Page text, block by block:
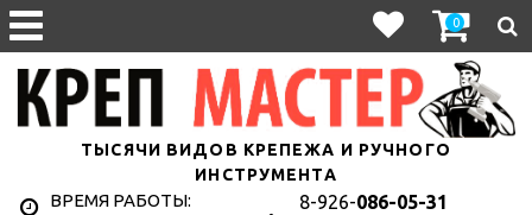
0
ТЫСЯЧИ ВИДОВ КРЕПЕЖА И РУЧНОГО
ИНСТРУМЕНТА
ВРЕМЯ РАБОТЫ: 8-926-086-05-31